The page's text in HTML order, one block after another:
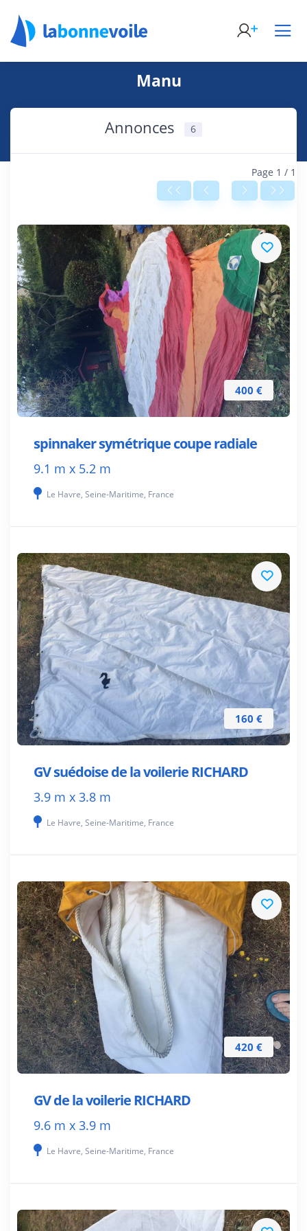
Manu
Annonces 6
Page 1 / 1
400 €
spinnaker symétrique coupe radiale
9.1 m x 5.2 m
Le Havre, Seine-Maritime, France
160 €
GV suédoise de la voilerie RICHARD
3.9 m x 3.8 m
Le Havre, Seine-Maritime, France
420 €
GV de la voilerie RICHARD
9.6 m x 3.9 m
Le Havre, Seine-Maritime, France